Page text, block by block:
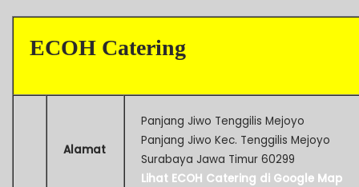
ECOH Catering
Alamat
Panjang Jiwo Tenggilis Mejoyo
Panjang Jiwo Kec. Tenggilis Mejoyo
Surabaya Jawa Timur 60299
Lihat ECOH Catering di Google Map